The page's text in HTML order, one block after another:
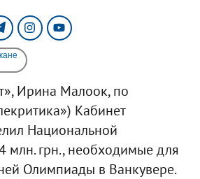
Ирина Малоок, по
Кабинет
Национальной
млн. грн., необходимые для
Олимпиады в Ванкувере.